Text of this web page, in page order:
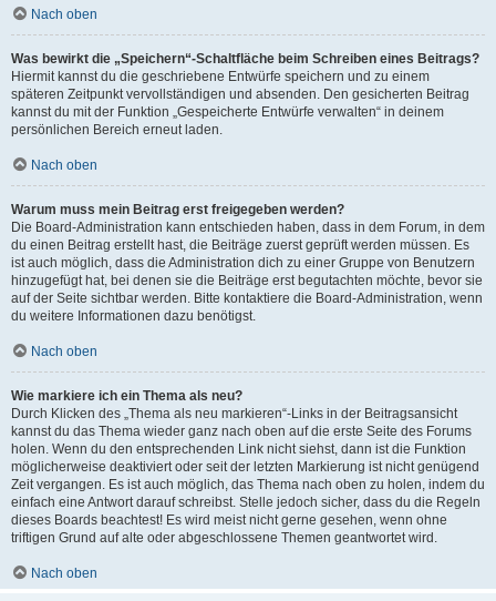
Nach oben
Was bewirkt die „Speichern“-Schaltfläche beim Schreiben eines Beitrags?
Hiermit kannst du die geschriebene Entwürfe speichern und zu einem
späteren Zeitpunkt vervollständigen und absenden. Den gesicherten Beitrag
kannst du mit der Funktion „Gespeicherte Entwürfe verwalten“ in deinem
persönlichen Bereich erneut laden.
Nach oben
Warum muss mein Beitrag erst freigegeben werden?
Die Board-Administration kann entschieden haben, dass in dem Forum, in dem
du einen Beitrag erstellt hast, die Beiträge zuerst geprüft werden müssen. Es
ist auch möglich, dass die Administration dich zu einer Gruppe von Benutzern
hinzugefügt hat, bei denen sie die Beiträge erst begutachten möchte, bevor sie
auf der Seite sichtbar werden. Bitte kontaktiere die Board-Administration, wenn
du weitere Informationen dazu benötigst.
Nach oben
Wie markiere ich ein Thema als neu?
Durch Klicken des „Thema als neu markieren“-Links in der Beitragsansicht
kannst du das Thema wieder ganz nach oben auf die erste Seite des Forums
holen. Wenn du den entsprechenden Link nicht siehst, dann ist die Funktion
möglicherweise deaktiviert oder seit der letzten Markierung ist nicht genügend
Zeit vergangen. Es ist auch möglich, das Thema nach oben zu holen, indem du
einfach eine Antwort darauf schreibst. Stelle jedoch sicher, dass du die Regeln
dieses Boards beachtest! Es wird meist nicht gerne gesehen, wenn ohne
triftigen Grund auf alte oder abgeschlossene Themen geantwortet wird.
Nach oben